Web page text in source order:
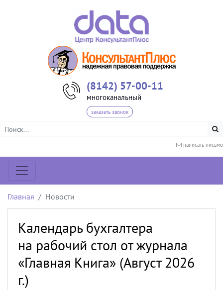
(8142) 57-00-11
многоканальный
заказать звонок
написать письмо
Главная Новости
Календарь бухгалтера
на рабочий стол от журнала
«Главная Книга» (Август 2026
г.)